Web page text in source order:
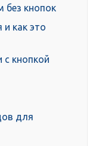
без кнопок
и как это
с кнопкой
для